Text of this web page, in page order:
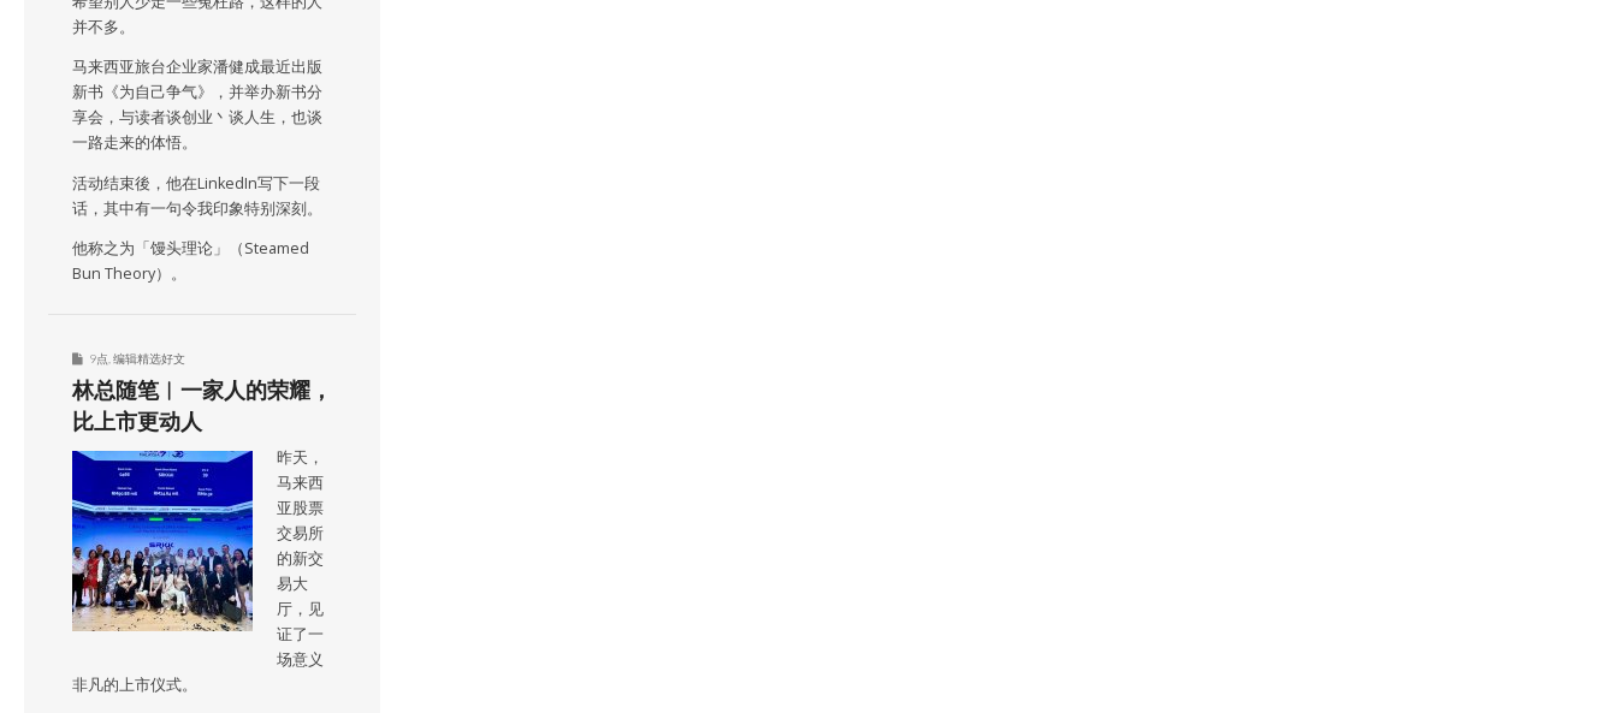
并不多。
马来西亚旅台企业家潘健成最近出版
新书《为自己争气》，并举办新书分
享会，与读者谈创业丶谈人生，也谈
一路走来的体悟。
活动结束後，他在LinkedIn写下一段
话，其中有一句令我印象特别深刻。
他称之为「馒头理论」（Steamed
Bun Theory）。
9点 编辑精选好文
林总随笔︱一家人的荣耀，
比上市更动人
昨天，
马来西
亚股票
交易所
的新交
易大
厅，见
证了一
场意义
非凡的上市仪式。